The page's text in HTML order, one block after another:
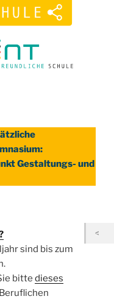
Gestaltungs- und
sind bis zum
bitte dieses